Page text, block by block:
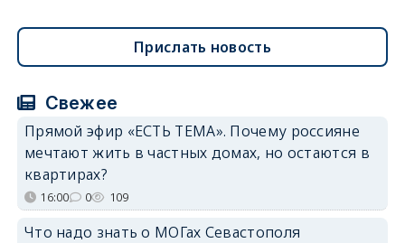
Прислать новость
Свежее
Прямой эфир «ЕСТЬ ТЕМА». Почему россияне
мечтают жить в частных домах, но остаются в
квартирах?
16:00 0 109
Что надо знать о МОГах Севастополя